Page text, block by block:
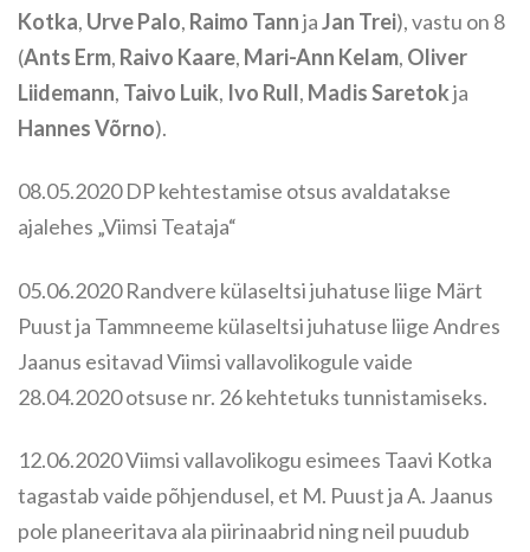
Kotka, Urve Palo, Raimo TannjaJan Trei), vastu on 8
(Ants Erm, Raivo Kaare, Mari-Ann Kelam, Oliver
Liidemann, Taivo Luik, Ivo Rull, Madis Saretokja
Hannes Võrno).
08.05.2020 DP kehtestamise otsus avaldatakse
ajalehes „Viimsi Teataja“
05.06.2020 Randvere külaseltsi juhatuse liige Märt
Puust ja Tammneeme külaseltsi juhatuse liige Andres
Jaanus esitavad Viimsi vallavolikogule vaide
28.04.2020 otsuse nr. 26 kehtetuks tunnistamiseks.
12.06.2020 Viimsi vallavolikogu esimees Taavi Kotka
tagastab vaide põhjendusel, et M. Puust ja A. Jaanus
pole planeeritava ala piirinaabrid ning neil puudub